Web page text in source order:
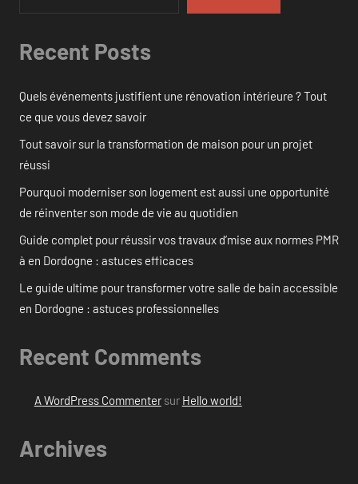
Recent Posts
Quels événements justifient une rénovation intérieure ? Tout
ce que vous devez savoir
Tout savoir sur la transformation de maison pour un projet
réussi
Pourquoi moderniser son logement est aussi une opportunité
de réinventer son mode de vie au quotidien
Guide complet pour réussir vos travaux d’mise aux normes PMR
à en Dordogne : astuces efficaces
Le guide ultime pour transformer votre salle de bain accessible
en Dordogne : astuces professionnelles
Recent Comments
A WordPress Commentersur Hello world!
Archives